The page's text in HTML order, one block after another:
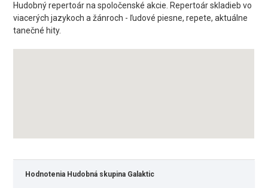
Hudobný repertoár na spoločenské akcie. Repertoár skladieb vo
viacerých jazykoch a žánroch - ľudové piesne, repete, aktuálne
tanečné hity.
Hodnotenia Hudobná skupina Galaktic